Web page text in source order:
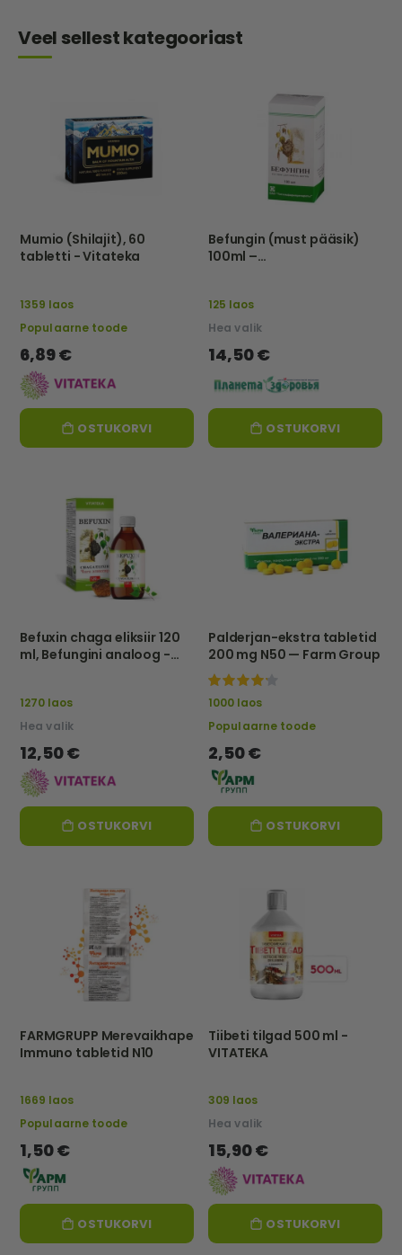
Veel sellest kategooriast
Mumio (Shilajit), 60
tabletti - Vitateka
1359 laos
Populaarne toode
6,89 €
OSTUKORVI
Befungin (must pääsik)
100ml –
125 laos
Hea valik
14,50 €
OSTUKORVI
Befuxin chaga eliksiir 120
ml, Befungini analoog -
1270 laos
Hea valik
12,50 €
OSTUKORVI
Palderjan-ekstra tabletid
200 mg N50 — Farm Group
100%
1000 laos
Populaarne toode
2,50 €
OSTUKORVI
FARMGRUPP Merevaikhape
Immuno tabletid N10
1669 laos
Populaarne toode
1,50 €
OSTUKORVI
Tiibeti tilgad 500 ml -
VITATEKA
309 laos
Hea valik
15,90 €
OSTUKORVI